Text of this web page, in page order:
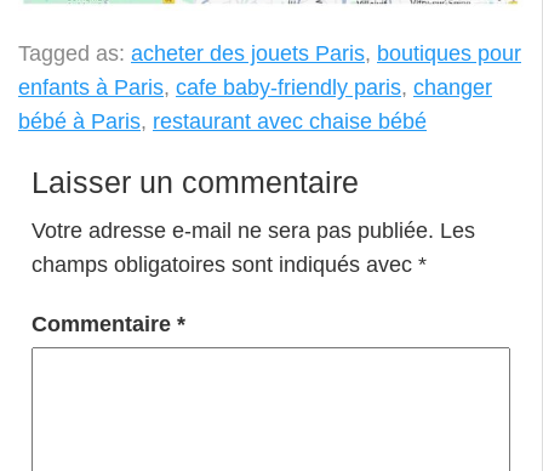
Tagged as: acheter des jouets Paris, boutiques pour
enfants à Paris, cafe baby-friendly paris, changer
bébé à Paris, restaurant avec chaise bébé
Laisser un commentaire
Votre adresse e-mail ne sera pas publiée. Les
champs obligatoires sont indiqués avec *
Commentaire *